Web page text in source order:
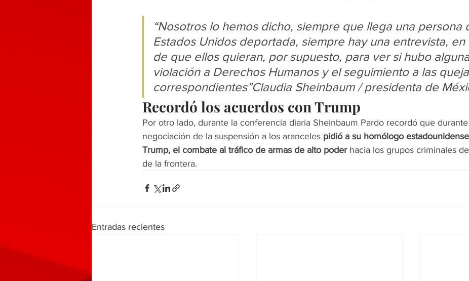
“Nosotros lo hemos dicho, siempre que llega una persona
Estados Unidos deportada, siempre hay una entrevista, en
de que ellos quieran, por supuesto, para ver si hubo
violación a Derechos Humanos y el seguimiento a las
correspondientes”Claudia Sheinbaum / presidenta de
Recordó los acuerdos con Trump
Por otro lado, durante la conferencia diaria Sheinbaum Pardo recordó que
negociación de la suspensión a los aranceles pidió a su homólogo
Trump, el combate al tráfico de armas de alto poder hacia los grupos criminales
de la frontera.
Entradas recientes